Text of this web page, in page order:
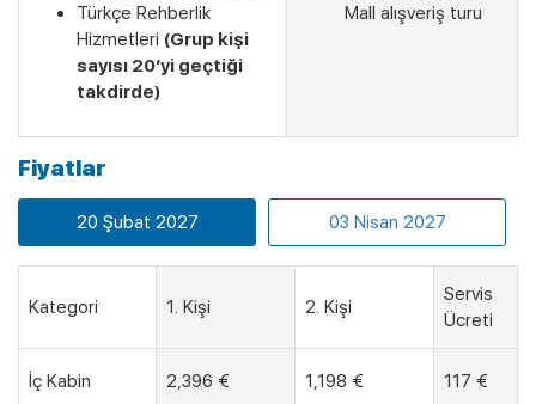
Türkçe Rehberlik
Hizmetleri (Grup kişi
sayısı 20’yi geçtiği
takdirde)
Mall alışveriş turu
Fiyatlar
20 Şubat 2027 03 Nisan 2027
Kategori 1. Kişi 2. Kişi
Servis
Ücreti
İç Kabin 2,396 € 1,198 € 117 €